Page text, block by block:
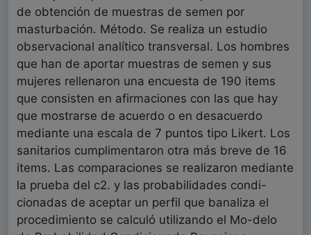
de obtención de muestras de semen por
masturbación. Método. Se realiza un estudio
observacional analítico transversal. Los hombres
que han de aportar muestras de semen y sus
mujeres rellenaron una encuesta de 190 items
que consisten en afirmaciones con las que hay
que mostrarse de acuerdo o en desacuerdo
mediante una escala de 7 puntos tipo Likert. Los
sanitarios cumplimentaron otra más breve de 16
items. Las comparaciones se realizaron mediante
la prueba del c2. y las probabilidades condi-
cionadas de aceptar un perfil que banaliza el
procedimiento se calculó utilizando el Mo-delo